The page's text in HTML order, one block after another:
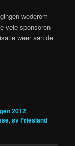
wederom
vele sponsoren
weer aan de
2012,
,sv Friesland